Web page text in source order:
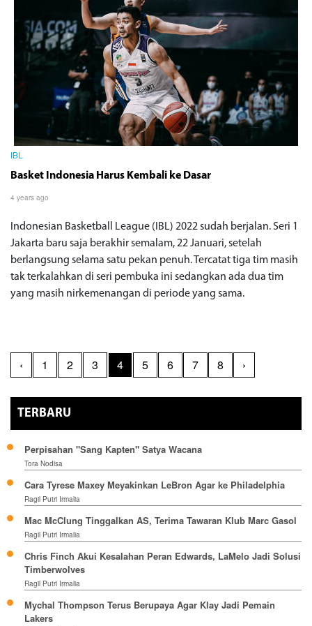
IBL
Basket Indonesia Harus Kembali ke Dasar
4 years ago
Indonesian Basketball League (IBL) 2022 sudah berjalan. Seri 1
Jakarta baru saja berakhir semalam, 22 Januari, setelah
berlangsung selama satu pekan penuh. Tercatat tiga tim masih
tak terkalahkan di seri pembuka ini sedangkan ada dua tim
yang masih nirkemenangan di periode yang sama.
‹ 1 2 3 4 5 6 7 8 ›
TERBARU
Perpisahan "Sang Kapten" Satya Wacana
Tora Nodisa
Cara Tyrese Maxey Meyakinkan LeBron Agar ke Philadelphia
Ragil Putri Irmalia
Mac McClung Tinggalkan AS, Terima Tawaran Klub Marc Gasol
Ragil Putri Irmalia
Chris Finch Akui Kesalahan Peran Edwards, LaMelo Jadi Solusi
Timberwolves
Ragil Putri Irmalia
Mychal Thompson Terus Berupaya Agar Klay Jadi Pemain
Lakers